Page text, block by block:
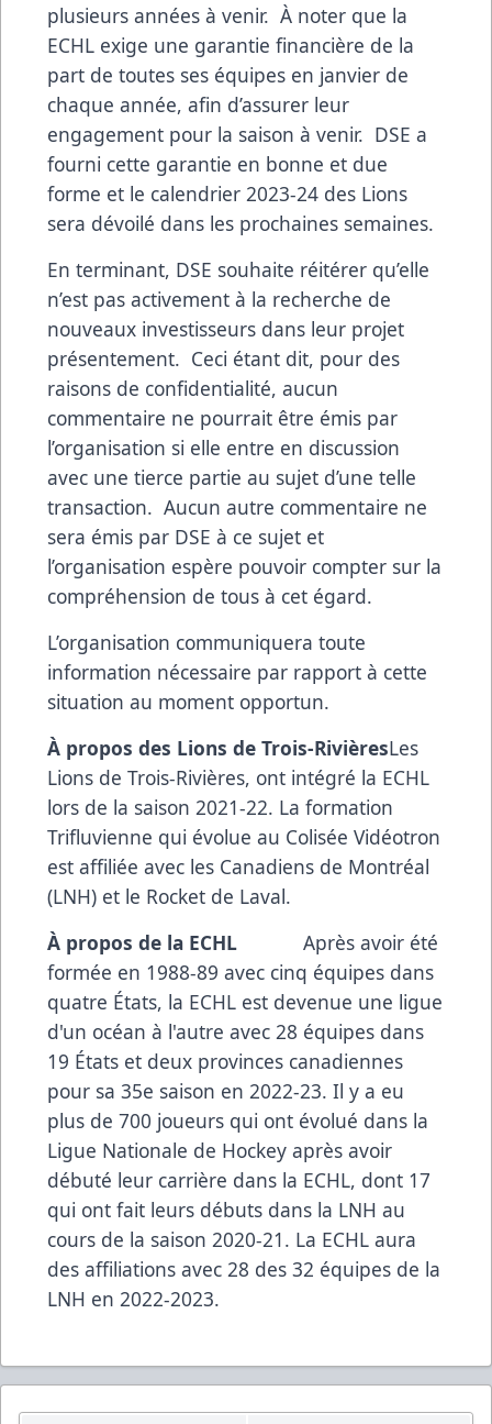
plusieurs années à venir. À noter que la
ECHL exige une garantie financière de la
part de toutes ses équipes en janvier de
chaque année, afin d’assurer leur
engagement pour la saison à venir. DSE a
fourni cette garantie en bonne et due
forme et le calendrier 2023-24 des Lions
sera dévoilé dans les prochaines semaines.
En terminant, DSE souhaite réitérer qu’elle
n’est pas activement à la recherche de
nouveaux investisseurs dans leur projet
présentement. Ceci étant dit, pour des
raisons de confidentialité, aucun
commentaire ne pourrait être émis par
l’organisation si elle entre en discussion
avec une tierce partie au sujet d’une telle
transaction. Aucun autre commentaire ne
sera émis par DSE à ce sujet et
l’organisation espère pouvoir compter sur la
compréhension de tous à cet égard.
L’organisation communiquera toute
information nécessaire par rapport à cette
situation au moment opportun.
À propos des Lions de Trois-RivièresLes
Lions de Trois-Rivières, ont intégré la ECHL
lors de la saison 2021-22. La formation
Trifluvienne qui évolue au Colisée Vidéotron
est affiliée avec les Canadiens de Montréal
(LNH) et le Rocket de Laval.
À propos de la ECHL Après avoir été
formée en 1988-89 avec cinq équipes dans
quatre États, la ECHL est devenue une ligue
d'un océan à l'autre avec 28 équipes dans
19 États et deux provinces canadiennes
pour sa 35e saison en 2022-23. Il y a eu
plus de 700 joueurs qui ont évolué dans la
Ligue Nationale de Hockey après avoir
débuté leur carrière dans la ECHL, dont 17
qui ont fait leurs débuts dans la LNH au
cours de la saison 2020-21. La ECHL aura
des affiliations avec 28 des 32 équipes de la
LNH en 2022-2023.